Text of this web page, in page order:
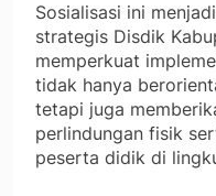
Sosialisasi ini
strategis Disdik
memperkuat
tidak hanya
tetapi juga
perlindungan fisik
peserta didik di